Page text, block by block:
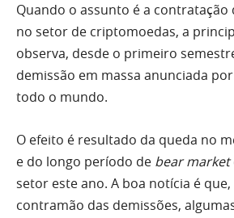
Quando o assunto é a contratação
no setor de criptomoedas, a
observa, desde o primeiro
demissão em massa anunciada
todo o mundo.
O efeito é resultado da queda no
e do longo período de bear market
setor este ano. A boa notícia é
contramão das demissões,